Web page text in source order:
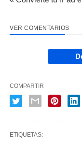
VER COMENTARIOS
COMPARTIR
ETIQUETAS: